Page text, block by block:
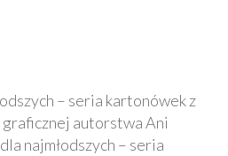
– seria kartonówek z
autorstwa Ani
najmłodszych – seria